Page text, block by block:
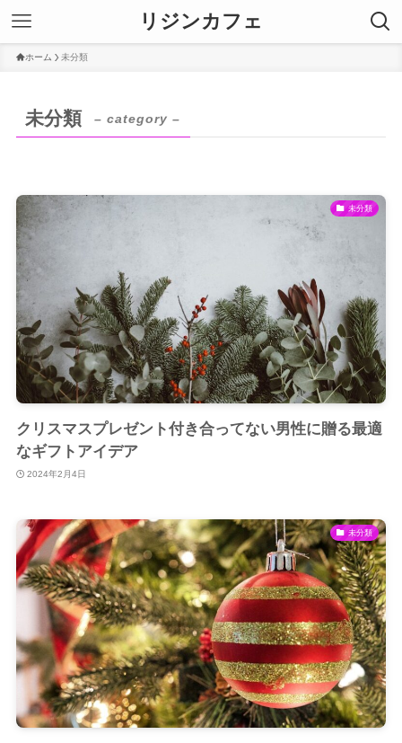
リジンカフェ
ホーム 未分類
未分類 – category –
未分類
クリスマスプレゼント付き合ってない男性に贈る最適
なギフトアイデア
2024年2月4日
未分類